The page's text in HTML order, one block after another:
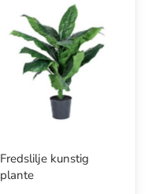
Fredslilje kunstig
plante